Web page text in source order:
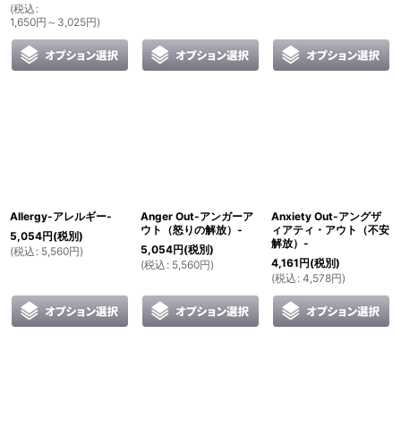
(税込 :
1,650円 ～3,025円)
Allergy-アレルギー‐
5,054円(税別)
(税込 : 5,560円)
Anger Out-アンガーア
ウト（怒りの解放）‐
5,054円(税別)
(税込 : 5,560円)
Anxiety Out-アングザ
ィアティ・アウト（不安
解放）-
4,161円(税別)
(税込 : 4,578円)